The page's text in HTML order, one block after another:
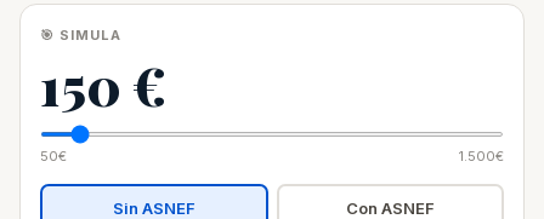
🎯 SIMULA
150 €
50€ 1.500€
Sin ASNEF Con ASNEF